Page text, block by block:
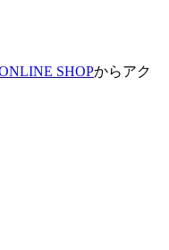
SHOPからアク